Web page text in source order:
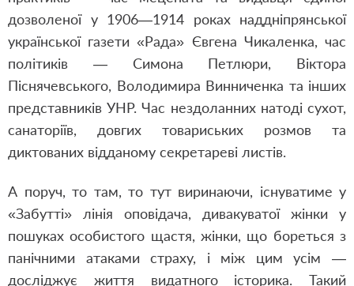
дозволеної у 1906—1914 роках наддніпрянської
української газети «Рада» Євгена Чикаленка, час
політиків — Симона Петлюри, Віктора
Піснячевського, Володимира Винниченка та інших
представників УНР. Час нездоланних натоді сухот,
санаторіїв, довгих товариських розмов та
диктованих відданому секретареві листів.
А поруч, то там, то тут виринаючи, існуватиме у
«Забутті» лінія оповідача, дивакуватої жінки у
пошуках особистого щастя, жінки, що бореться з
панічними атаками страху, і між цим усім —
досліджує життя видатного історика. Такий